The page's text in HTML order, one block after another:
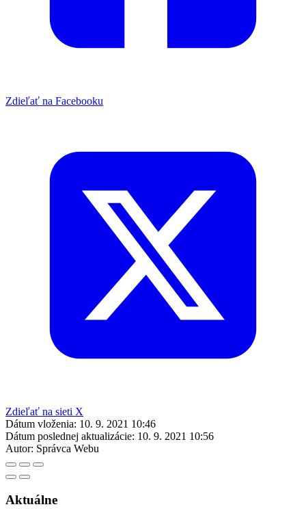
Zdieľať na Facebooku
Zdieľať na sieti X
Dátum vloženia: 10. 9. 2021 10:46
Dátum poslednej aktualizácie: 10. 9. 2021 10:56
Autor: Správca Webu
Aktuálne